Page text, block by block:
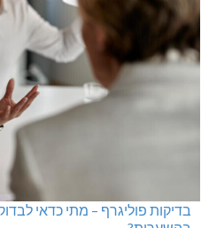
בדיקות פוליגרף – מתי כדאי